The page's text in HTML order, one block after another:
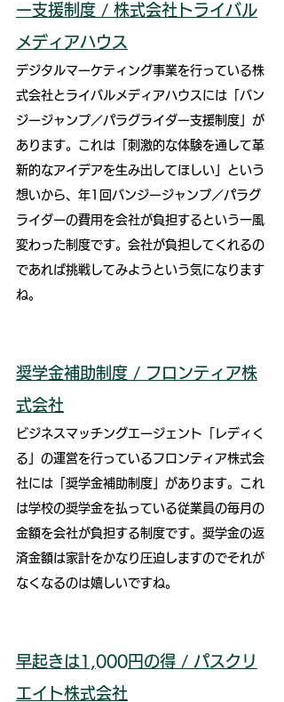
ー支援制度 / 株式会社トライバル
メディアハウス
デジタルマーケティング事業を行っている株
式会社とライバルメディアハウスには「バン
ジージャンプ／パラグライダー支援制度」が
あります。これは「刺激的な体験を通して革
新的なアイデアを生み出してほしい」という
想いから、年1回バンジージャンプ／パラグ
ライダーの費用を会社が負担するという一風
変わった制度です。会社が負担してくれるの
であれば挑戦してみようという気になります
ね。
奨学金補助制度 / フロンティア株
式会社
ビジネスマッチングエージェント「レディく
る」の運営を行っているフロンティア株式会
社には「奨学金補助制度」があります。これ
は学校の奨学金を払っている従業員の毎月の
金額を会社が負担する制度です。奨学金の返
済金額は家計をかなり圧迫しますのでそれが
なくなるのは嬉しいですね。
早起きは1,000円の得 / パスクリ
エイト株式会社